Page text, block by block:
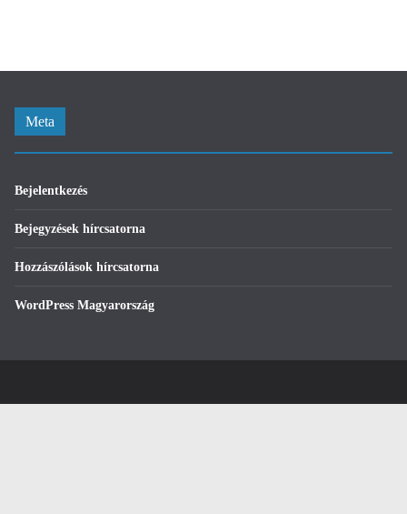
Meta
Bejelentkezés
Bejegyzések hírcsatorna
Hozzászólások hírcsatorna
WordPress Magyarország